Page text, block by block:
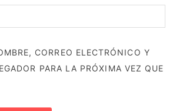
CORREO ELECTRÓNICO Y
PARA LA PRÓXIMA VEZ QUE